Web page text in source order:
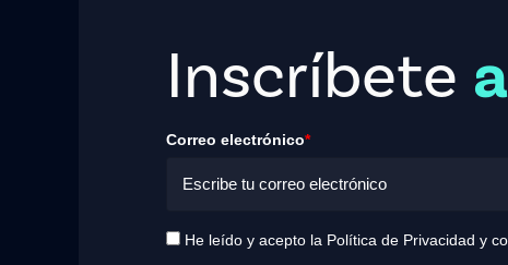
Inscríbete
Correo electrónico*
He leído y acepto la Política de Privacidad y